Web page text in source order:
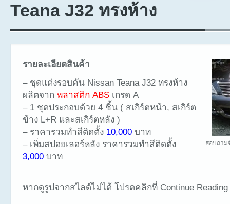
Teana J32 ทรงห้าง
สอบถาม
รายละเอียดสินค้า
– ชุดแต่งรอบคัน Nissan Teana J32 ทรงห้าง
ผลิตจาก พลาสติก ABS เกรด A
– 1 ชุดประกอบด้วย 4 ชิ้น ( สเกิร์ตหน้า, สเกิร์ต
ข้าง L+R และสเกิร์ตหลัง )
– ราคารวมทำสีติดตั้ง 10,000 บาท
– เพิ่มสปอยเลอร์หลัง ราคารวมทำสีติดตั้ง
3,000 บาท
หากดูรูปจากสไลด์ไม่ได้ โปรดคลิกที่ Continue Reading